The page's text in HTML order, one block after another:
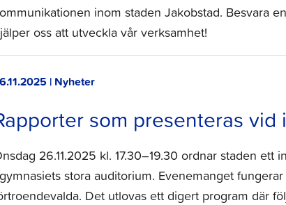
inom staden Jakobstad. Besvara
oss att utveckla vår verksamhet!
| Nyheter
som presenteras vid
26.11.2025 kl. 17.30–19.30 ordnar staden
stora auditorium. Evenemanget
Det utlovas ett digert program där